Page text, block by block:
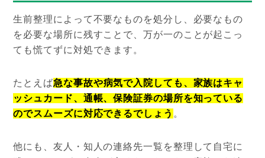
生前整理によって不要なものを処分し、必要なもの
を必要な場所に残すことで、万が一のことが起こっ
ても慌てずに対処できます。
たとえば急な事故や病気で入院しても、家族はキャ
ッシュカード、通帳、保険証券の場所を知っている
のでスムーズに対応できるでしょう 。
他にも、友人・知人の連絡先一覧を整理して自宅に